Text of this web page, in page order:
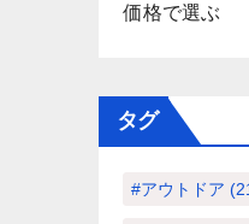
価格で選ぶ
タグ
#アウトドア